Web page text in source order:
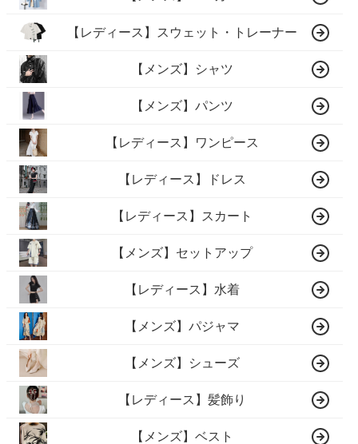
【レディース】スウェット・トレーナー
【メンズ】シャツ
【メンズ】パンツ
【レディース】ワンピース
【レディース】ドレス
【レディース】スカート
【メンズ】セットアップ
【レディース】水着
【メンズ】パジャマ
【メンズ】シューズ
【レディース】髪飾り
【メンズ】ベスト